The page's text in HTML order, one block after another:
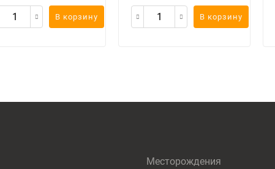
В корзину В корзину
Месторождения